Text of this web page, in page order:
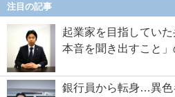
注目の記事
起業家を目指してい
本音を聞き出すこと」
銀行員から転身…異色